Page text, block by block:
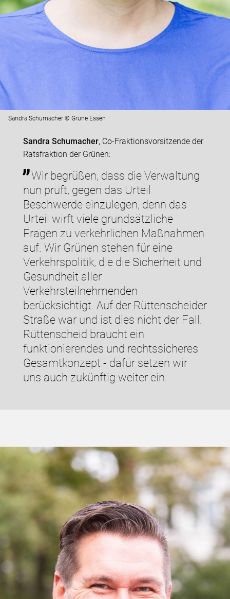
Sandra Schumacher © Grüne Essen
Sandra Schumacher, Co-Fraktionsvorsitzende der
Ratsfraktion der Grünen:
Wir begrüßen, dass die Verwaltung
nun prüft, gegen das Urteil
Beschwerde einzulegen, denn das
Urteil wirft viele grundsätzliche
Fragen zu verkehrlichen Maßnahmen
auf. Wir Grünen stehen für eine
Verkehrspolitik, die die Sicherheit und
Gesundheit aller
Verkehrsteilnehmenden
berücksichtigt. Auf der Rüttenscheider
Straße war und ist dies nicht der Fall.
Rüttenscheid braucht ein
funktionierendes und rechtssicheres
Gesamtkonzept - dafür setzen wir
uns auch zukünftig weiter ein.